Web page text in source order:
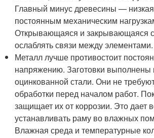
Главный минус древесины — низкая
постоянным механическим
Открывающаяся и закрывающаяся
ослаблять связи между элементами.
Металл лучше противостоит
напряжению. Заготовки
оцинкованной стали. Они не
обработки перед началом работ.
защищает их от коррозии. Это дает
устанавливать раму во влажных
Влажная среда и температурные